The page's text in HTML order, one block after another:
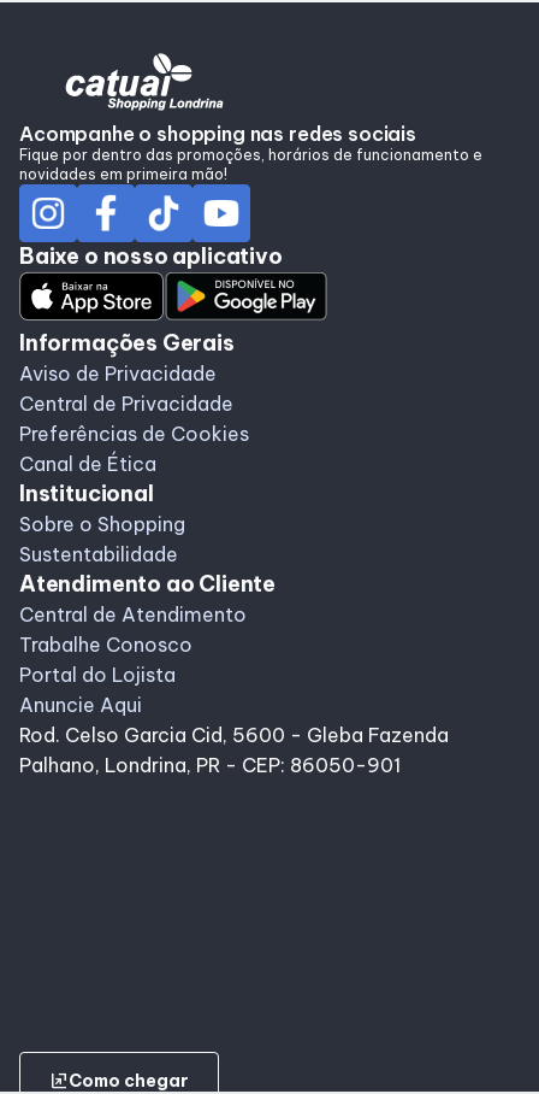
Programa de Benefícios
Acompanhe o shopping nas redes sociais
Fique por dentro das promoções, horários de funcionamento e
novidades em primeira mão!
Baixe o nosso aplicativo
Informações Gerais
Aviso de Privacidade
Central de Privacidade
Preferências de Cookies
Canal de Ética
Institucional
Sobre o Shopping
Sustentabilidade
Atendimento ao Cliente
Central de Atendimento
Trabalhe Conosco
Portal do Lojista
Anuncie Aqui
Rod. Celso Garcia Cid, 5600 - Gleba Fazenda
Palhano, Londrina, PR - CEP: 86050-901
ungroupComo chegar